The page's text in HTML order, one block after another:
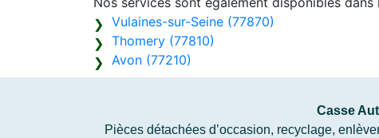
Vulaines-sur-Seine (77870)
Thomery (77810)
Avon (77210)
Casse
Pièces détachées d’occasion, recyclage,